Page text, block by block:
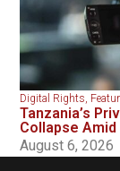
Digital Rights,
Tanzania’s
Collapse
August 6, 2026